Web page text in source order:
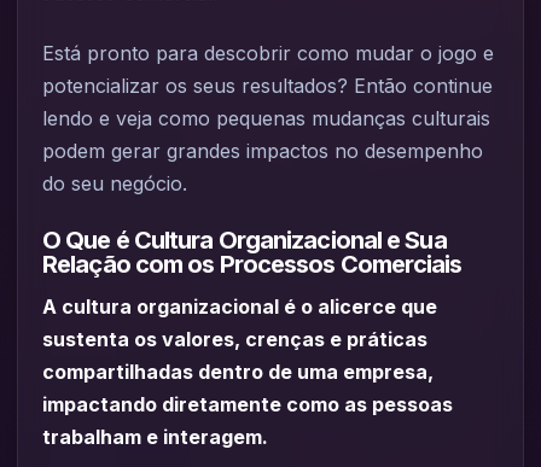
Está pronto para descobrir como mudar o jogo e
potencializar os seus resultados? Então continue
lendo e veja como pequenas mudanças culturais
podem gerar grandes impactos no desempenho
do seu negócio.
O Que é Cultura Organizacional e Sua
Relação com os Processos Comerciais
A cultura organizacional é o alicerce que
sustenta os valores, crenças e práticas
compartilhadas dentro de uma empresa,
impactando diretamente como as pessoas
trabalham e interagem.